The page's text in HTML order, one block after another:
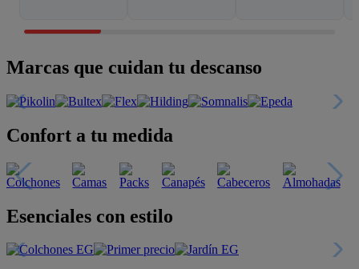
Marcas que cuidan tu descanso
Confort a tu medida
Esenciales con estilo